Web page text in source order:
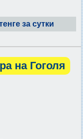
за сутки
на Гоголя